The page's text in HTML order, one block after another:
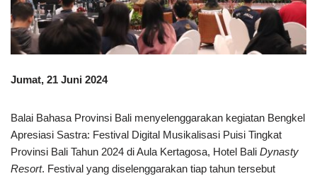
Jumat, 21 Juni 2024
Balai Bahasa Provinsi Bali menyelenggarakan kegiatan Bengkel
Apresiasi Sastra: Festival Digital Musikalisasi Puisi Tingkat
Provinsi Bali Tahun 2024 di Aula Kertagosa, Hotel Bali Dynasty
Resort. Festival yang diselenggarakan tiap tahun tersebut